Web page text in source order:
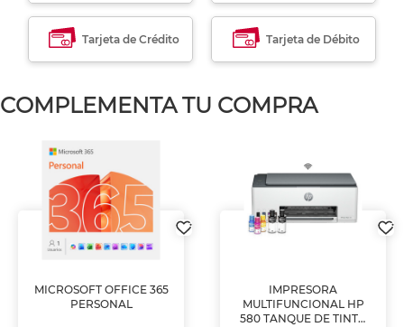
Tarjeta de Crédito Tarjeta de Débito
COMPLEMENTA TU COMPRA
MICROSOFT OFFICE 365
PERSONAL
IMPRESORA
MULTIFUNCIONAL HP
580 TANQUE DE TINTA